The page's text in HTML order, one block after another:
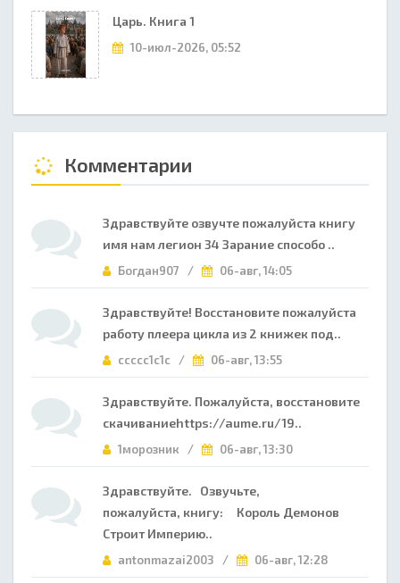
Царь. Книга 1
10-июл-2026, 05:52
Комментарии
Здравствуйте озвучте пожалуйста книгу
имя нам легион 34 Зарание способо ..
Богдан907 / 06-авг, 14:05
Здравствуйте! Восстановите пожалуйста
работу плеера цикла из 2 книжек под..
ccccc1c1c / 06-авг, 13:55
Здравствуйте. Пожалуйста, восстановите
скачиваниеhttps://aume.ru/19..
1морозник / 06-авг, 13:30
Здравствуйте. Озвучьте,
пожалуйста, книгу: Король Демонов
Строит Империю..
antonmazai2003 / 06-авг, 12:28